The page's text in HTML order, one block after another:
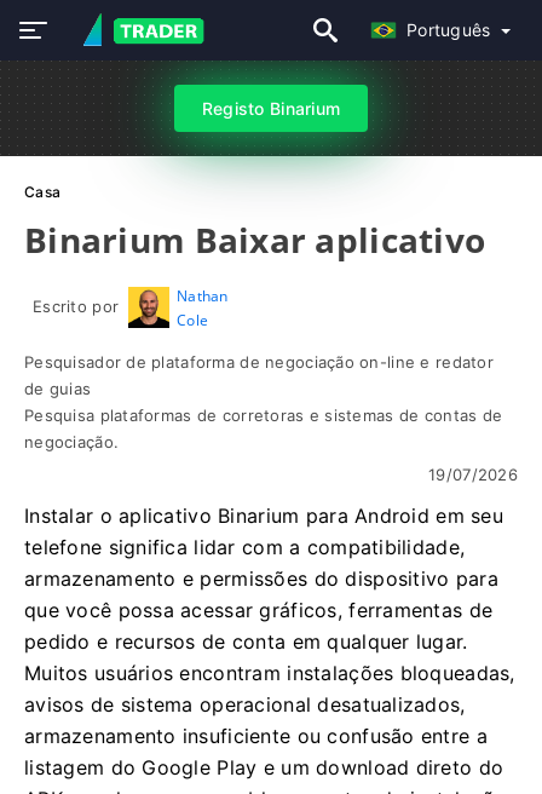
Português
Registo Binarium
Casa
Binarium Baixar aplicativo
Escrito por
Nathan
Cole
Pesquisador de plataforma de negociação on-line e redator
de guias
Pesquisa plataformas de corretoras e sistemas de contas de
negociação.
19/07/2026
Instalar o aplicativo Binarium para Android em seu
telefone significa lidar com a compatibilidade,
armazenamento e permissões do dispositivo para
que você possa acessar gráficos, ferramentas de
pedido e recursos de conta em qualquer lugar.
Muitos usuários encontram instalações bloqueadas,
avisos de sistema operacional desatualizados,
armazenamento insuficiente ou confusão entre a
listagem do Google Play e um download direto do